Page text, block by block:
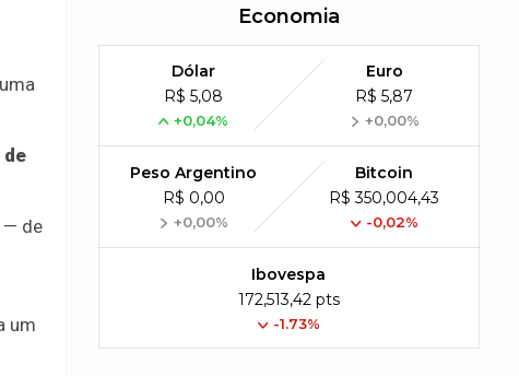
de
— de
um
Economia
Dólar
R$ 5,08
+0,04%
Euro
R$ 5,87
+0,00%
Peso Argentino
R$ 0,00
+0,00%
Bitcoin
R$ 350,004,43
-0,02%
Ibovespa
172,513,42 pts
-1.73%